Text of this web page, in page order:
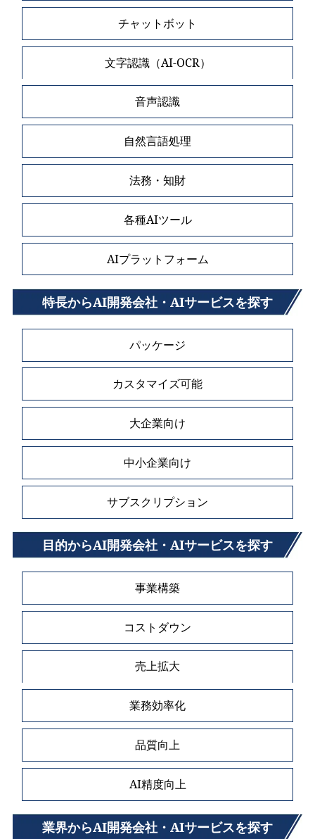
チャットボット
文字認識（AI-OCR）
音声認識
自然言語処理
法務・知財
各種AIツール
AIプラットフォーム
特長からAI開発会社・AIサービスを探す
パッケージ
カスタマイズ可能
大企業向け
中小企業向け
サブスクリプション
目的からAI開発会社・AIサービスを探す
事業構築
コストダウン
売上拡大
業務効率化
品質向上
AI精度向上
業界からAI開発会社・AIサービスを探す